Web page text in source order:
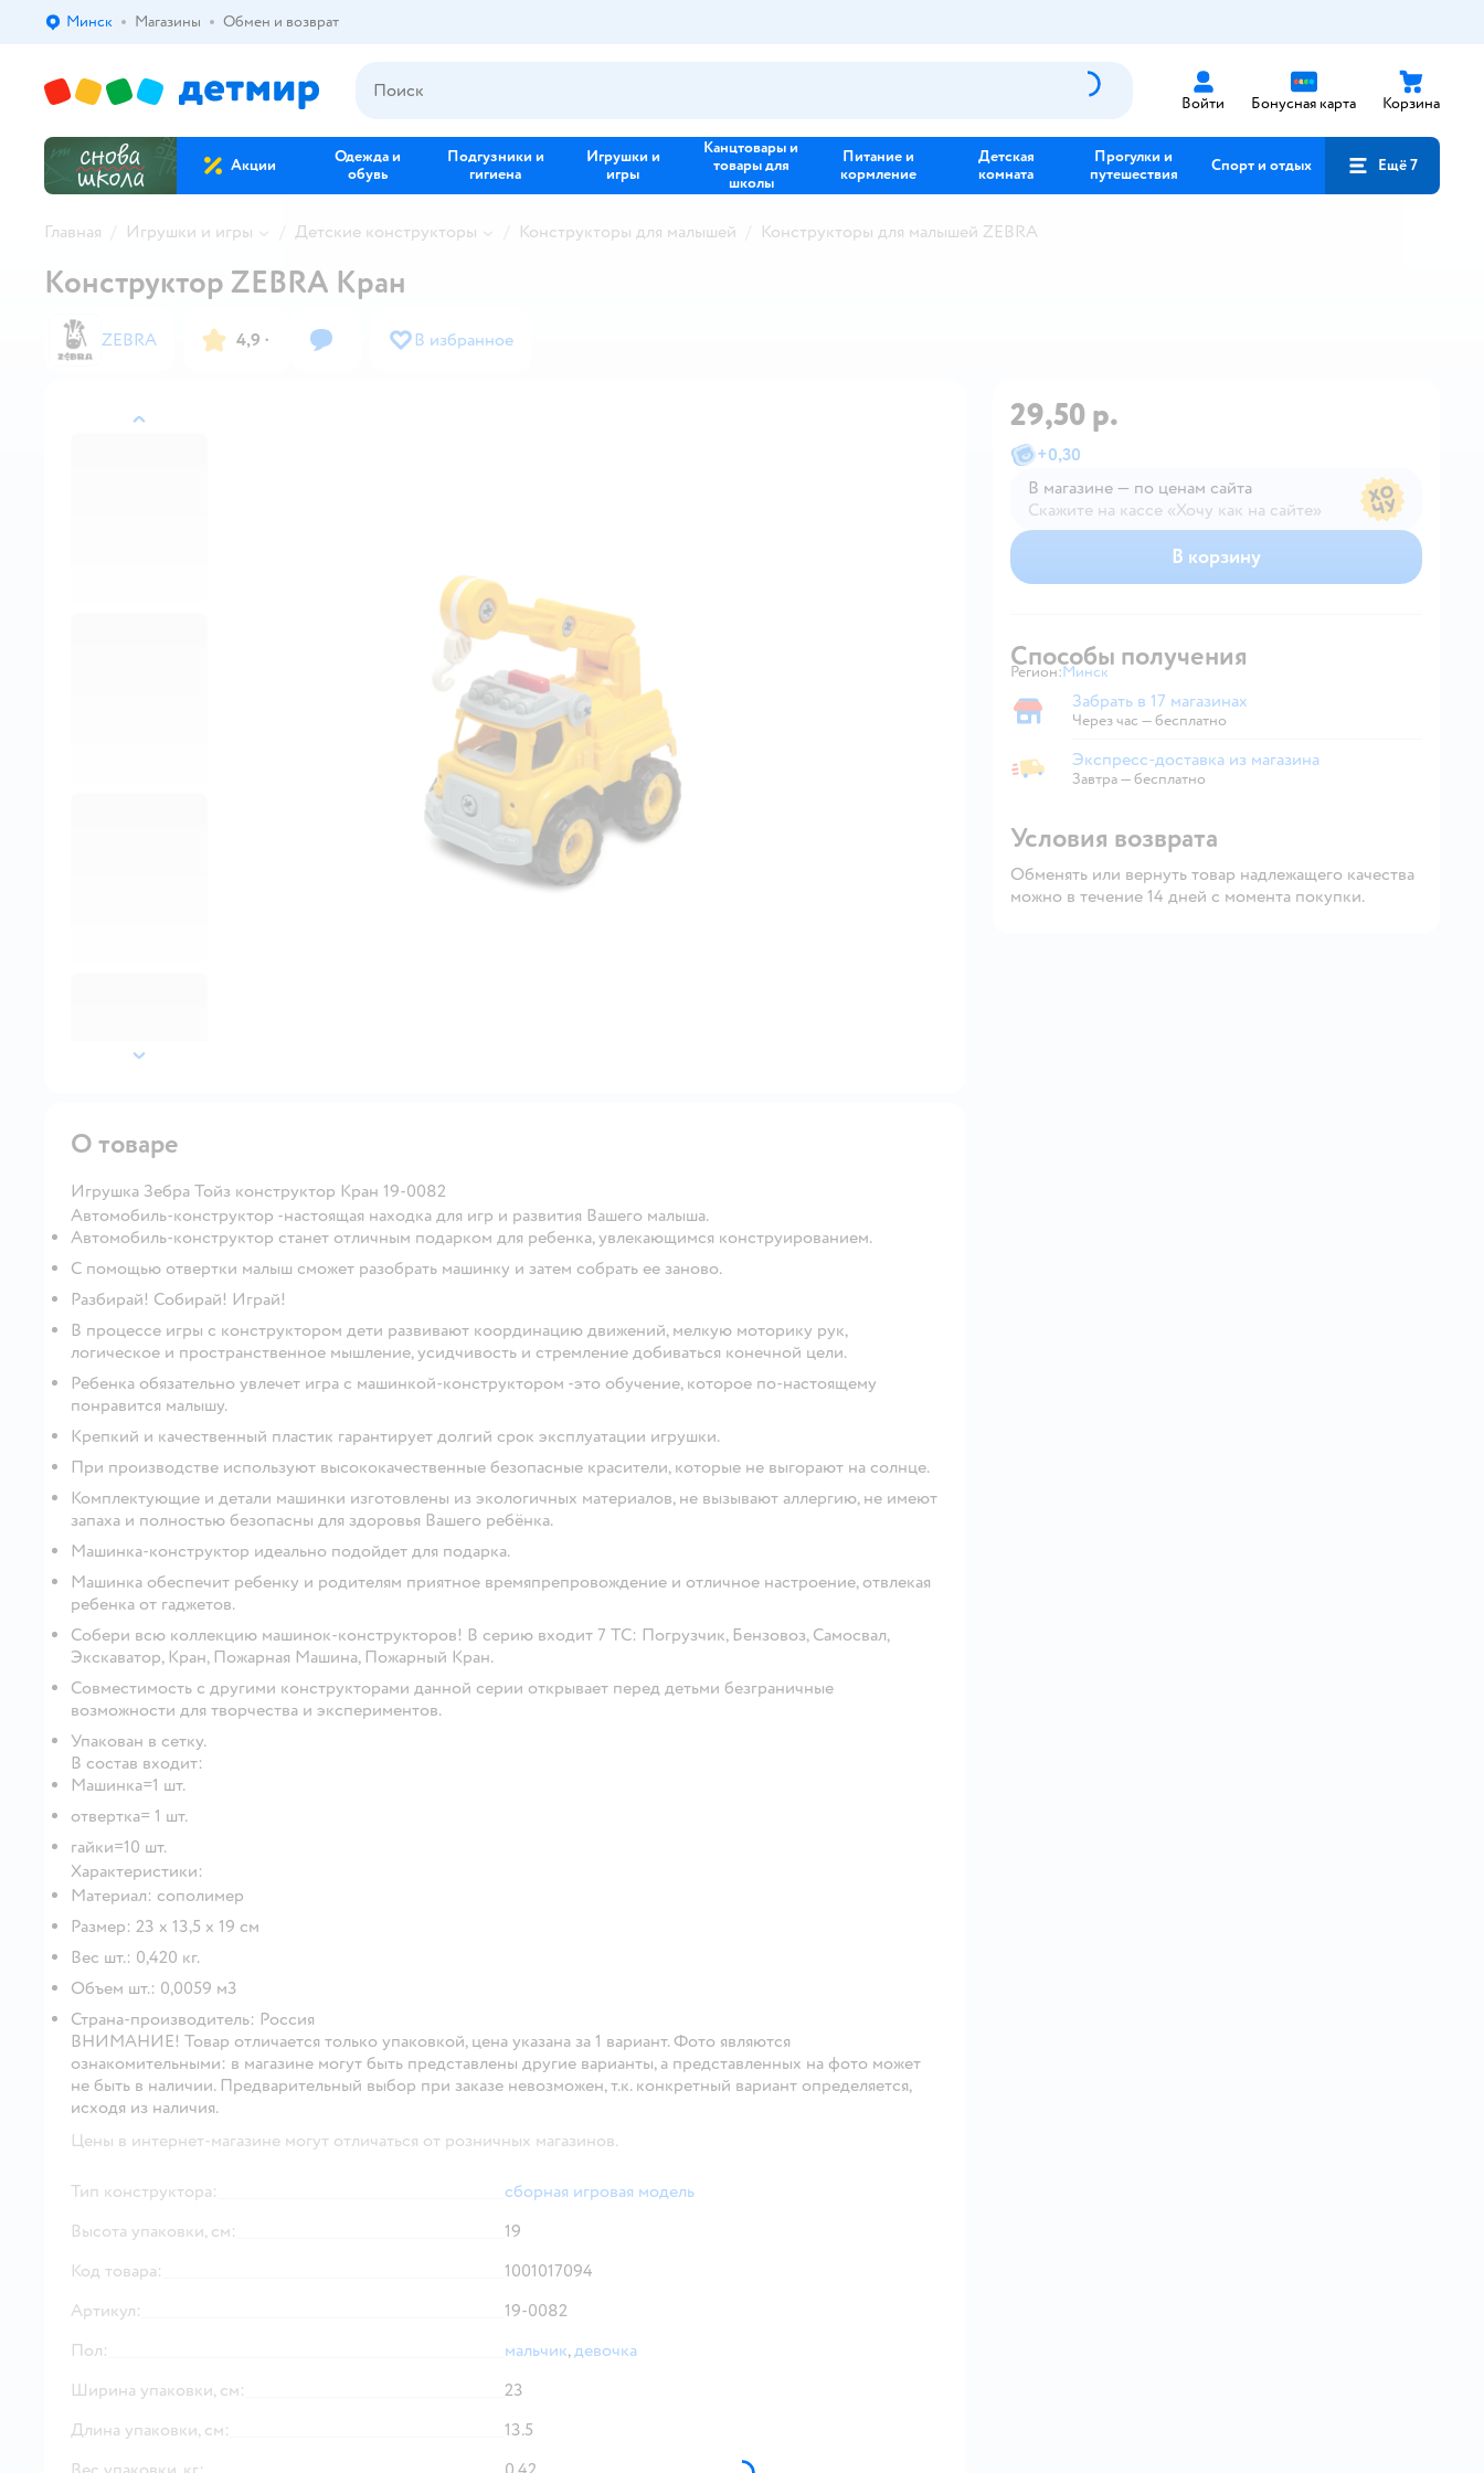
Выбор адреса доставки.
Минск Магазины Обмен и возврат
Войти Бонусная карта Корзина
Акции
Одежда и
обувь
Подгузники и
гигиена
Игрушки и
игры
Канцтовары и
товары для
школы
Питание и
кормление
Детская
комната
Прогулки и
путешествия
Спорт и отдых Ещё 7
Главная Игрушки и игры Детские конструкторы Конструкторы для малышей Конструкторы для малышей ZEBRA
назад
далее
Конструктор ZEBRA Кран
ZEBRA 4,9 · В избранное
29,50 р.
+0,30
В магазине — по ценам сайта
Скажите на кассе «Хочу как на сайте»
В магазине — по ценам сайта
В корзину
Способы получения
Регион: Выбор адреса доставки.
Минск
Забрать в магазине
Забрать в 17 магазинах
Через час — бесплатно
Экспресс-доставка из магазина
Экспресс-доставка из магазина
Завтра—бесплатно
Условия возврата
Обменять или вернуть товар надлежащего качества
можно в течение 14 дней с момента покупки.
О товаре
Игрушка Зебра Тойз конструктор Кран 19-0082
Автомобиль-конструктор -настоящая находка для игр и развития Вашего малыша.
Автомобиль-конструктор станет отличным подарком для ребенка, увлекающимся конструированием.
С помощью отвертки малыш сможет разобрать машинку и затем собрать ее заново.
Разбирай! Собирай! Играй!
В процессе игры с конструктором дети развивают координацию движений, мелкую моторику рук,
логическое и пространственное мышление, усидчивость и стремление добиваться конечной цели.
Ребенка обязательно увлечет игра с машинкой-конструктором -это обучение, которое по-настоящему
понравится малышу.
Крепкий и качественный пластик гарантирует долгий срок эксплуатации игрушки.
При производстве используют высококачественные безопасные красители, которые не выгорают на солнце.
Комплектующие и детали машинки изготовлены из экологичных материалов, не вызывают аллергию, не имеют
запаха и полностью безопасны для здоровья Вашего ребёнка.
Машинка-конструктор идеально подойдет для подарка.
Машинка обеспечит ребенку и родителям приятное времяпрепровождение и отличное настроение, отвлекая
ребенка от гаджетов.
Собери всю коллекцию машинок-конструкторов! В серию входит 7 ТС: Погрузчик, Бензовоз, Самосвал,
Экскаватор, Кран, Пожарная Машина, Пожарный Кран.
Совместимость с другими конструкторами данной серии открывает перед детьми безграничные
возможности для творчества и экспериментов.
Упакован в сетку.
В состав входит:
Машинка=1 шт.
отвертка= 1 шт.
гайки=10 шт.
Характеристики:
Материал: сополимер
Размер: 23 х 13,5 х 19 см
Вес шт.: 0,420 кг.
Объем шт.: 0,0059 м3
Страна-производитель: Россия
ВНИМАНИЕ! Товар отличается только упаковкой, цена указана за 1 вариант. Фото являются
ознакомительными: в магазине могут быть представлены другие варианты, а представленных на фото может
не быть в наличии. Предварительный выбор при заказе невозможен, т.к. конкретный вариант определяется,
исходя из наличия.
Цены в интернет-магазине могут отличаться от розничных магазинов.
Тип конструктора:
сборная игровая модель
Высота упаковки, см:
19
Код товара:
1001017094
Артикул:
19-0082
Пол:
мальчик,девочка
Ширина упаковки, см:
23
Длина упаковки, см:
13.5